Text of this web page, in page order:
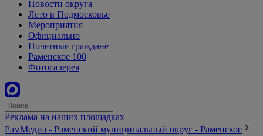
Новости округа
Лето в Подмосковье
Мероприятия
Официально
Почетные граждане
Раменское 100
Фотогалерея
Реклама на наших площадках
РамМедиа - Раменский муниципальный округ - Раменское